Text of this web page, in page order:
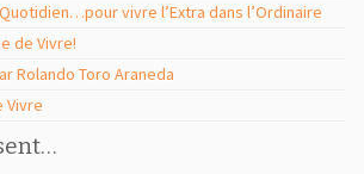
vivre l’Extra dans l’Ordinaire
de Vivre!
Rolando Toro Araneda
Vivre